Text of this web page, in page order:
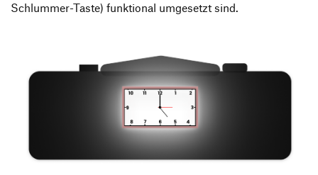
Schlummer-Taste) funktional umgesetzt sind.